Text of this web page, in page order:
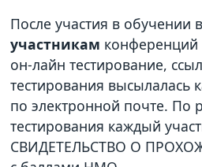
После участия в обучении
участникам
он-лайн тестирование,
тестирования высылалась
по электронной почте. По
тестирования каждый
СВИДЕТЕЛЬСТВО О